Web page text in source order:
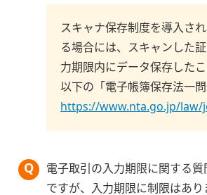
スキャナ保存制度を導入さ
る場合には、スキャンした
力期限内にデータ保存した
以下の「電子帳簿保存法一
https://www.nta.go.jp/law/
電子取引の入力期限に関する
ですが、入力期限に制限はあ